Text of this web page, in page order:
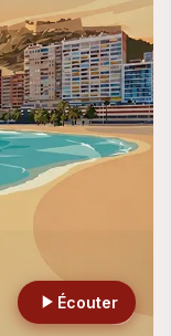
Écouter